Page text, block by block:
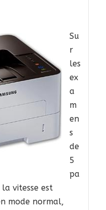
Su
r
les
ex
a
m
en
s
de
5
pa
vitesse est
mode normal,